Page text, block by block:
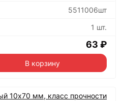
5511006шт
1 шт.
63 ₽
В корзину
10х70 мм, класс прочности